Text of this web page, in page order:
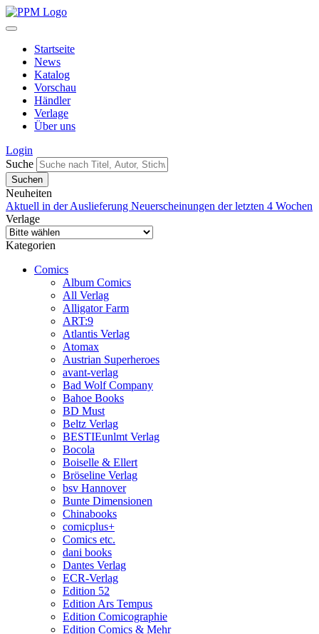
Startseite
News
Katalog
Vorschau
Händler
Verlage
Über uns
Login
Suche
Neuheiten
Aktuell in der Auslieferung Neuerscheinungen der letzten 4 Wochen
Verlage
Kategorien
Comics
Album Comics
All Verlag
Alligator Farm
ART:9
Atlantis Verlag
Atomax
Austrian Superheroes
avant-verlag
Bad Wolf Company
Bahoe Books
BD Must
Beltz Verlag
BESTIEunlmt Verlag
Bocola
Boiselle & Ellert
Bröseline Verlag
bsv Hannover
Bunte Dimensionen
Chinabooks
comicplus+
Comics etc.
dani books
Dantes Verlag
ECR-Verlag
Edition 52
Edition Ars Tempus
Edition Comicographie
Edition Comics & Mehr